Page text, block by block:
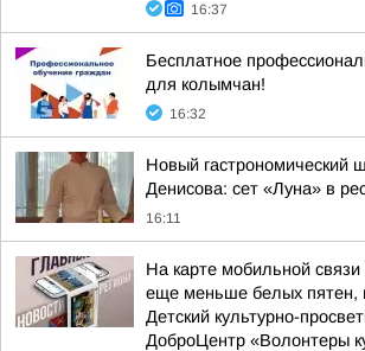
16:37
Бесплатное
для колымчан!
16:32
Новый гастрономический
Денисова: сет «Луна» в
16:11
На карте мобильной
еще меньше белых пятен,
Детский культурно-
ДоброЦентр «Волонтеры